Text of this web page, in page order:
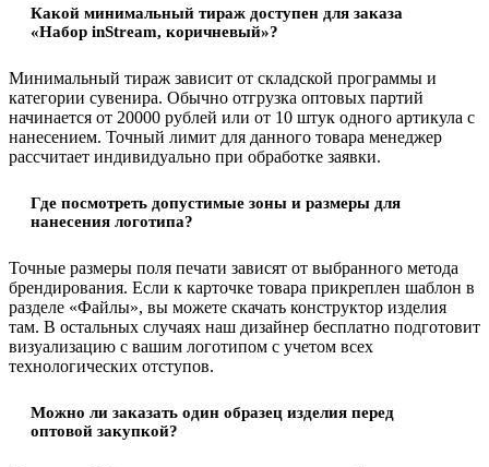
Какой минимальный тираж доступен для заказа
«Набор inStream, коричневый»?
Минимальный тираж зависит от складской программы и
категории сувенира. Обычно отгрузка оптовых партий
начинается от 20000 рублей или от 10 штук одного артикула с
нанесением. Точный лимит для данного товара менеджер
рассчитает индивидуально при обработке заявки.
Где посмотреть допустимые зоны и размеры для
нанесения логотипа?
Точные размеры поля печати зависят от выбранного метода
брендирования. Если к карточке товара прикреплен шаблон в
разделе «Файлы», вы можете скачать конструктор изделия
там. В остальных случаях наш дизайнер бесплатно подготовит
визуализацию с вашим логотипом с учетом всех
технологических отступов.
Можно ли заказать один образец изделия перед
оптовой закупкой?